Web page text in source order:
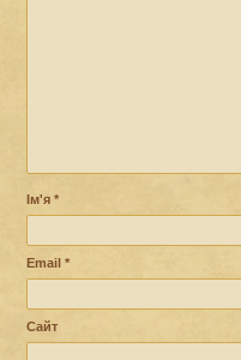
Ім'я *
Email *
Сайт